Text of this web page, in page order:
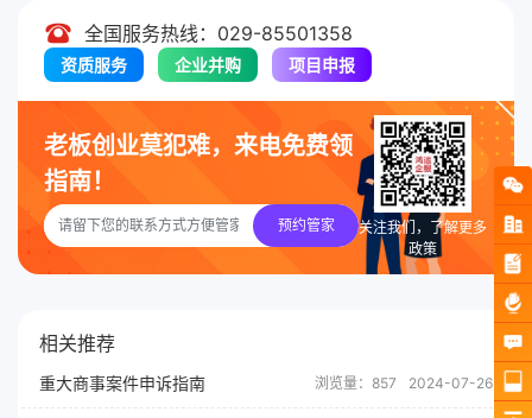
全国服务热线：029-85501358
资质服务 企业并购 项目申报
老板创业莫犯难，来电免费领
指南！
预约管家
关注我们，了解更多
政策
相关推荐
重大商事案件申诉指南 浏览量：857 2024-07-26